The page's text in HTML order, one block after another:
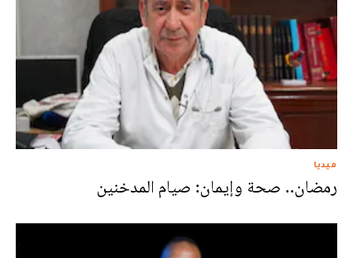
ميديا
رمضان.. صحة وإيمان: صيام المدخنين